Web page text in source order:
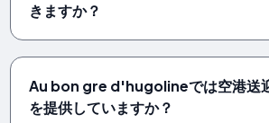
きますか？
Au bon gre d'hugolineでは空港送
を提供していますか？